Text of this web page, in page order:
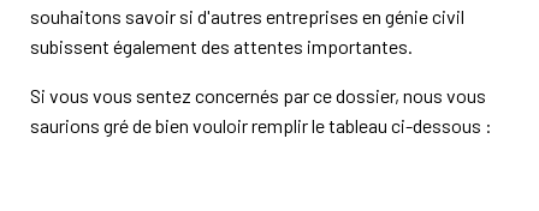
souhaitons savoir si d'autres entreprises en génie civil
subissent également des attentes importantes.
Si vous vous sentez concernés par ce dossier, nous vous
saurions gré de bien vouloir remplir le tableau ci-dessous :